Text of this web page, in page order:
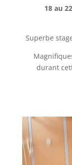
18 au
Superbe stage
durant